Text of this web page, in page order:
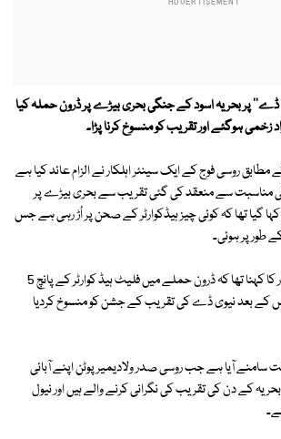
پر بحریہ اسود کے جنگی بحری بیڑے پر ڈرون حملہ کیا
روسی فوج کے ایک سینئر اہلکار نے الزام عائد کیا ہے
مناسبت سے منعقد کی گئی تقریب سے بحری بیڑے پر
گیا تھا کہ کوئی چیز ہیڈکوارٹر کے صحن پر اُڑ رہی ہے جس
طور پر ہوئی۔
روسی فوج کے سینیئر اہلکار کا کہنا تھا کہ ڈرون حملے میں فلیٹ ہیڈ کوارٹر کے پانچ 5
کے بعد نیوی ڈے کی تقریب کے جشن کو منسوخ کردیا
سامنے آیا ہے جب روسی صدر ولادیمیر پوٹن اپنے آبائی
کے دن کی تقریب کی نگرانی کرنے والے ہیں اور نیول